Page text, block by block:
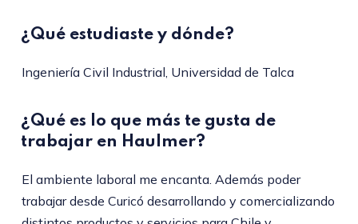
¿Qué estudiaste y dónde?
Ingeniería Civil Industrial, Universidad de Talca
¿Qué es lo que más te gusta de
trabajar en Haulmer?
El ambiente laboral me encanta. Además poder
trabajar desde Curicó desarrollando y comercializando